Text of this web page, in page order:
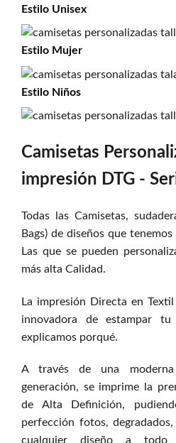
Estilo Unisex
Estilo Mujer
Estilo Niños
Camisetas
impresión DTG -
Todas las Camisetas,
Bags) de diseños que
Las que se pueden
más alta Calidad.
La impresión Directa en
innovadora de estampar
explicamos porqué.
A través de una
generación, se imprime la
de Alta Definición,
perfección fotos,
cualquier diseño a todo